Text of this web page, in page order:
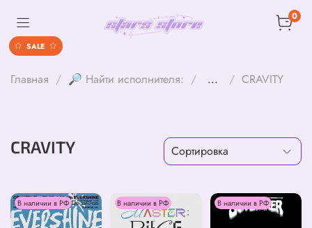
0
Главная 🔎 Найти исполнителя: ... CRAVITY
CRAVITY
В наличии в РФ В наличии в РФ В наличии в РФ